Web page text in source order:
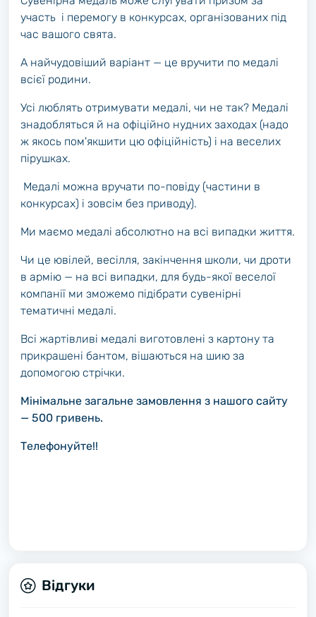
участь і перемогу в конкурсах, організованих під
час вашого свята.
А найчудовіший варіант — це вручити по медалі
всієї родини.
Усі люблять отримувати медалі, чи не так? Медалі
знадобляться й на офіційно нудних заходах (надо
ж якось пом'якшити цю офіційність) і на веселих
пірушках.
Медалі можна вручати по-повіду (частини в
конкурсах) і зовсім без приводу).
Ми маємо медалі абсолютно на всі випадки життя.
Чи це ювілей, весілля, закінчення школи, чи дроти
в армію — на всі випадки, для будь-якої веселої
компанії ми зможемо підібрати сувенірні
тематичні медалі.
Всі жартівливі медалі виготовлені з картону та
прикрашені бантом, вішаються на шию за
допомогою стрічки.
Мінімальне загальне замовлення з нашого сайту
— 500 гривень.
Телефонуйте!!
Відгуки